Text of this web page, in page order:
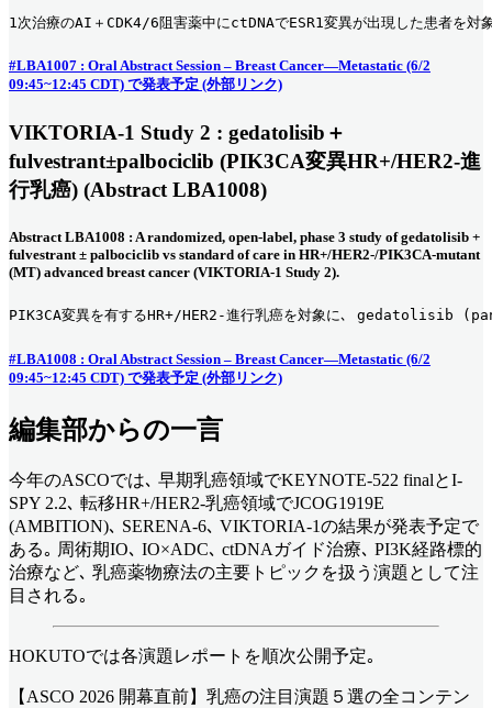
1次治療のAI＋CDK4/6阻害薬中にctDNAでESR1変異が出現した患者を
#LBA1007 : Oral Abstract Session – Breast Cancer—Metastatic (6/2
09:45~12:45 CDT) で発表予定 (外部リンク)
VIKTORIA-1 Study 2 : gedatolisib＋
fulvestrant±palbociclib (PIK3CA変異HR+/HER2-進
行乳癌) (Abstract LBA1008)
Abstract LBA1008 : A randomized, open-label, phase 3 study of gedatolisib +
fulvestrant ± palbociclib vs standard of care in HR+/HER2-/PIK3CA-mutant
(MT) advanced breast cancer (VIKTORIA-1 Study 2).
PIK3CA変異を有するHR+/HER2-進行乳癌を対象に､ gedatolisib
#LBA1008 : Oral Abstract Session – Breast Cancer—Metastatic (6/2
09:45~12:45 CDT) で発表予定 (外部リンク)
編集部からの一言
今年のASCOでは､ 早期乳癌領域でKEYNOTE-522 finalとI-
SPY 2.2､ 転移HR+/HER2-乳癌領域でJCOG1919E
(AMBITION)､ SERENA-6､ VIKTORIA-1の結果が発表予定で
ある｡ 周術期IO､ IO×ADC､ ctDNAガイド治療､ PI3K経路標的
治療など､ 乳癌薬物療法の主要トピックを扱う演題として注
目される｡
HOKUTOでは各演題レポートを順次公開予定｡
【ASCO 2026 開幕直前】乳癌の注目演題５選の全コンテン